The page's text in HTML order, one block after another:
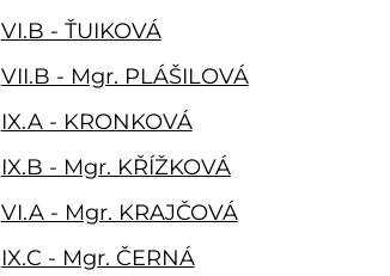
VI.B - ŤUIKOVÁ
VII.B - Mgr. PLÁŠILOVÁ
IX.A - KRONKOVÁ
IX.B - Mgr. KŘÍŽKOVÁ
VI.A - Mgr. KRAJČOVÁ
IX.C - Mgr. ČERNÁ